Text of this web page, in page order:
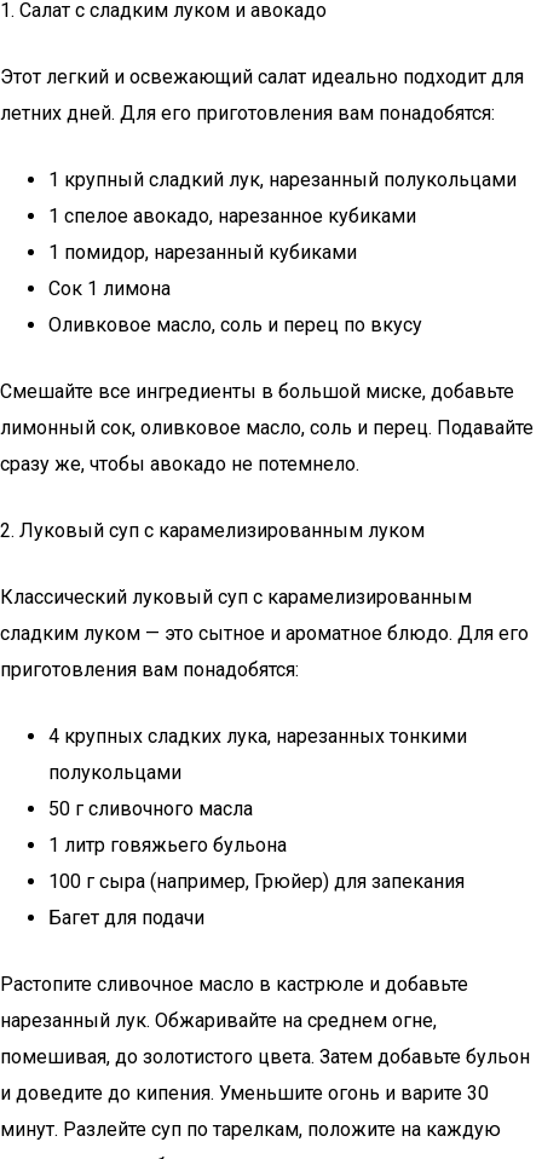
1. Салат с сладким луком и авокадо
Этот легкий и освежающий салат идеально подходит для
летних дней. Для его приготовления вам понадобятся:
1 крупный сладкий лук, нарезанный полукольцами
1 спелое авокадо, нарезанное кубиками
1 помидор, нарезанный кубиками
Сок 1 лимона
Оливковое масло, соль и перец по вкусу
Смешайте все ингредиенты в большой миске, добавьте
лимонный сок, оливковое масло, соль и перец. Подавайте
сразу же, чтобы авокадо не потемнело.
2. Луковый суп с карамелизированным луком
Классический луковый суп с карамелизированным
сладким луком — это сытное и ароматное блюдо. Для его
приготовления вам понадобятся:
4 крупных сладких лука, нарезанных тонкими
полукольцами
50 г сливочного масла
1 литр говяжьего бульона
100 г сыра (например, Грюйер) для запекания
Багет для подачи
Растопите сливочное масло в кастрюле и добавьте
нарезанный лук. Обжаривайте на среднем огне,
помешивая, до золотистого цвета. Затем добавьте бульон
и доведите до кипения. Уменьшите огонь и варите 30
минут. Разлейте суп по тарелкам, положите на каждую